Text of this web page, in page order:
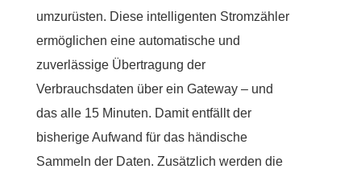
umzurüsten. Diese intelligenten Stromzähler
ermöglichen eine automatische und
zuverlässige Übertragung der
Verbrauchsdaten über ein Gateway – und
das alle 15 Minuten. Damit entfällt der
bisherige Aufwand für das händische
Sammeln der Daten. Zusätzlich werden die